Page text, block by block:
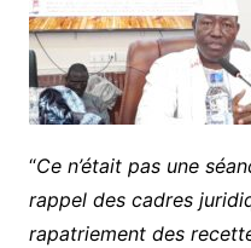
“Ce n’était pas une
rappel des cadres
rapatriement des